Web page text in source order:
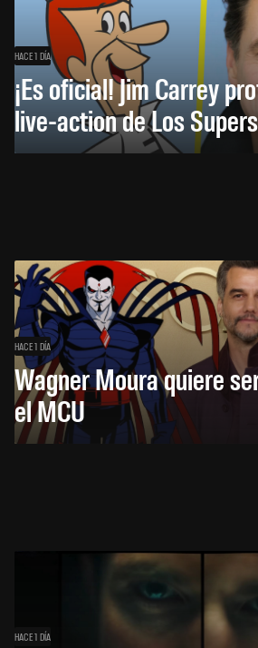
HACE 1 DÍA
¡Es oficial! Jim Carrey
live-action de Los
HACE 1 DÍA
Wagner Moura quiere
el MCU
HACE 1 DÍA